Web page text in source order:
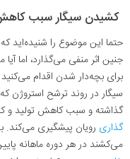
کشیدن سیگار سبب
حتما این موضوع را شنیده‌اید
جنین اثر منفی می‌گذارد، اما
برای بچه‌دار شدن اقدام می‌کنید
سیگار در روند ترشح استروژن
گذاشته و سبب کاهش تولید و
گذاری رویان پیشگیری می‌کند.
می‌کشند در هر دوره ماهانه